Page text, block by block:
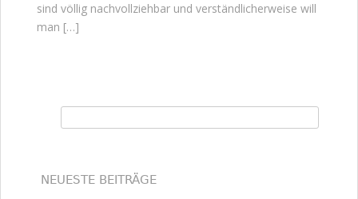
sind völlig nachvollziehbar und verständlicherweise will
man […]
NEUESTE BEITRÄGE